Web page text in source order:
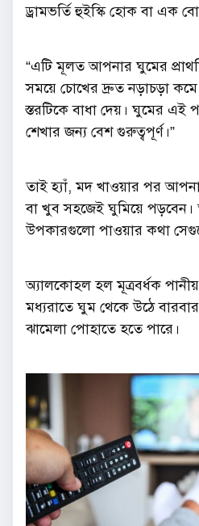
ড্রামভর্তি হুইস্কি হোক বা এক
“এটি মূলত আপনার ঘুমের
সময়ে চোখের দ্রুত নড়াচড়া
স্তরটিকে বাধা দেয়। ঘুমের এই
শেখার জন্য বেশ গুরুত্বপূর্ণ।”
তাই হ্যাঁ, মদ খাওয়ার পর
বা খুব সহজেই ঘুমিয়ে পড়বেন।
উপকারগুলো পাওয়ার কথা
অ্যালকোহল হল মূত্রবর্ধক
মধ্যরাতে ঘুম থেকে উঠে
ঝামেলা পোহাতে হতে পারে।